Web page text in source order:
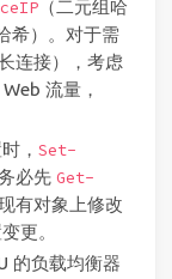
（二元组哈
希）。对于需
连接），考虑
流量，
， Set-
必先 Get-
有对象上修改
更。
的负载均衡器